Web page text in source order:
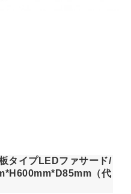
タイプLEDファサード/
（代